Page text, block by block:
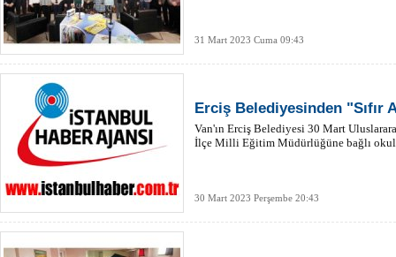
31 Mart 2023 Cuma 09:43
Erciş Belediyesinden "Sıfır
Van'ın Erciş Belediyesi 30 Mart
İlçe Milli Eğitim Müdürlüğüne bağlı
30 Mart 2023 Perşembe 20:43